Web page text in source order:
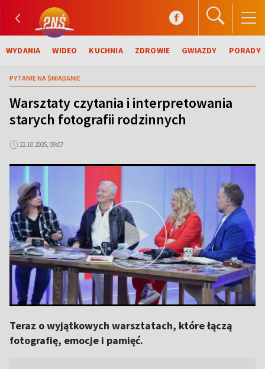
WYDANIA WIDEO KUCHNIA ZDROWIE GWIAZDY PORADY
PYTANIE NA ŚNIADANIE
Warsztaty czytania i interpretowania
starych fotografii rodzinnych
22.10.2025, 09:07
Teraz o wyjątkowych warsztatach, które łączą
fotografię, emocje i pamięć.